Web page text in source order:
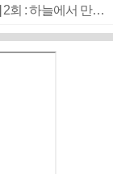
[2026 부산청소년극지체험탐험대 현장르포] 2회 : 하늘에서 만난 얼음의 나라